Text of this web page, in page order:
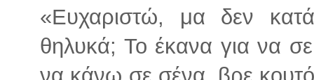
«Ευχαριστώ, μα δεν
θηλυκά; Το έκανα για να σε
να κάνω σε σένα, βρε